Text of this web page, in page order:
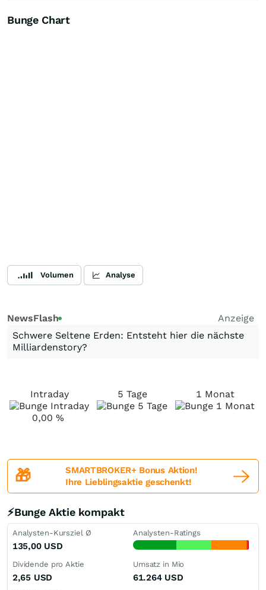
Bunge Chart
Volumen Analyse
NewsFlash
Anzeige
Schwere Seltene Erden: Entsteht hier die nächste
Milliardenstory?
Intraday
0,00 %
5 Tage 1 Monat
🎁
SMARTBROKER+ Bonus Aktion!
Ihre Lieblingsaktie geschenkt!
⚡Bunge Aktie kompakt
Analysten-Kursziel Ø
135,00 USD
Analysten-Ratings
Dividende pro Aktie
2,65 USD
Umsatz in Mio
61.264 USD